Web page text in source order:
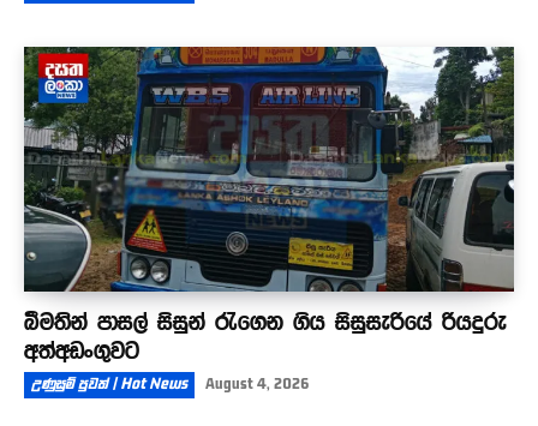
බීමතින් පාසල් සිසුන් රැගෙන ගිය සිසුසැරියේ රියදුරු
අත්අඩංගුවට
උණුසුම් පුවත් | Hot News August 4, 2026